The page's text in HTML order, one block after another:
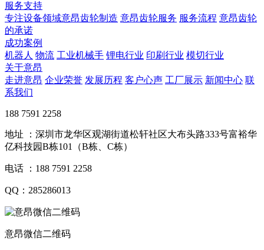
服务支持
专注设备领域意昂齿轮制造 意昂齿轮服务 服务流程 意昂齿轮
的承诺
成功案例
机器人 物流 工业机械手 锂电行业 印刷行业 模切行业
关于意昂
走进意昂 企业荣誉 发展历程 客户心声 工厂展示 新闻中心 联
系我们
188 7591 2258
地址 ：深圳市龙华区观湖街道松轩社区大布头路333号富裕华
亿科技园B栋101（B栋、C栋）
电话 ：188 7591 2258
QQ：285286013
意昂微信二维码